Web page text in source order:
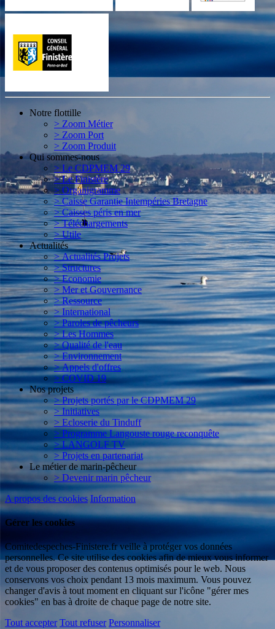
Notre flottille
> Zoom Métier
> Zoom Port
> Zoom Produit
Qui sommes-nous
> Le CDPMEM 29
> Le Finistère
> Organigramme
> Caisse Garantie Intempéries Bretagne
> Caisses péris en mer
> Téléchargements
> Utile
Actualités
> Actualités Projets
> Structures
> Economie
> Mer et Gouvernance
> Ressource
> International
> Paroles de pêcheurs
> Les Hommes
> Qualité de l'eau
> Environnement
> Appels d'offres
> COVID 19
Nos projets
> Projets portés par le CDPMEM 29
> Initiatives
> Ecloserie du Tinduff
> Programme Langouste rouge reconquête
> LANGOLF TV
> Projets en partenariat
Le métier de marin-pêcheur
> Devenir marin pêcheur
A propos des cookies Information
Gérer les cookies
Comitedespeches-Finistere.fr veille à protéger vos données
personnelles. Ce site utilise des cookies afin de mieux vous informer
et de vous proposer des contenus optimisés pour le web. Nous
conservons vos choix pendant 13 mois maximum. Vous pouvez
changer d'avis à tout moment en cliquant sur l'icône "gérer mes
cookies" en bas à droite de chaque page de notre site.
Tout accepter Tout refuser Personnaliser